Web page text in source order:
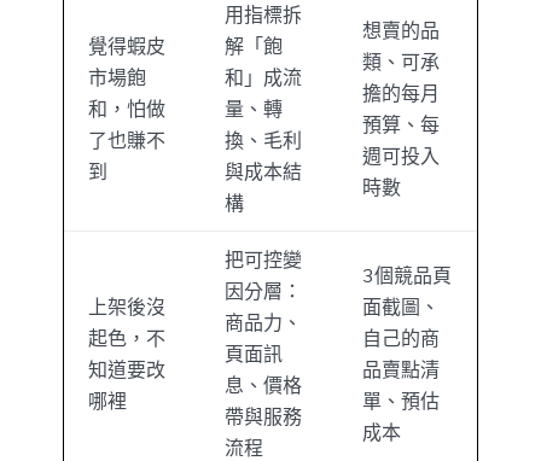
覺得蝦皮
市場飽
和，怕做
了也賺不
到
用指標拆
解「飽
和」成流
量、轉
換、毛利
與成本結
構
想賣的品
類、可承
擔的每月
預算、每
週可投入
時數
上架後沒
起色，不
知道要改
哪裡
把可控變
因分層：
商品力、
頁面訊
息、價格
帶與服務
流程
3個競品頁
面截圖、
自己的商
品賣點清
單、預估
成本